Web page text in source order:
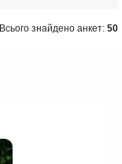
Всього знайдено анкет: 50